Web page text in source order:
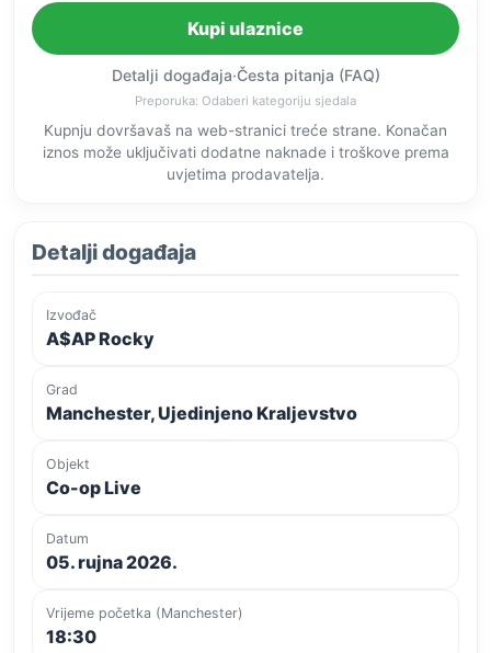
Kupi ulaznice
Detalji događaja·Česta pitanja (FAQ)
Preporuka: Odaberi kategoriju sjedala
Kupnju dovršavaš na web-stranici treće strane. Konačan
iznos može uključivati dodatne naknade i troškove prema
uvjetima prodavatelja.
Detalji događaja
Izvođač
A$AP Rocky
Grad
Manchester, Ujedinjeno Kraljevstvo
Objekt
Co-op Live
Datum
05. rujna 2026.
Vrijeme početka (Manchester)
18:30